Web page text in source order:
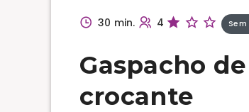
30 min. 4
Gaspacho
crocante